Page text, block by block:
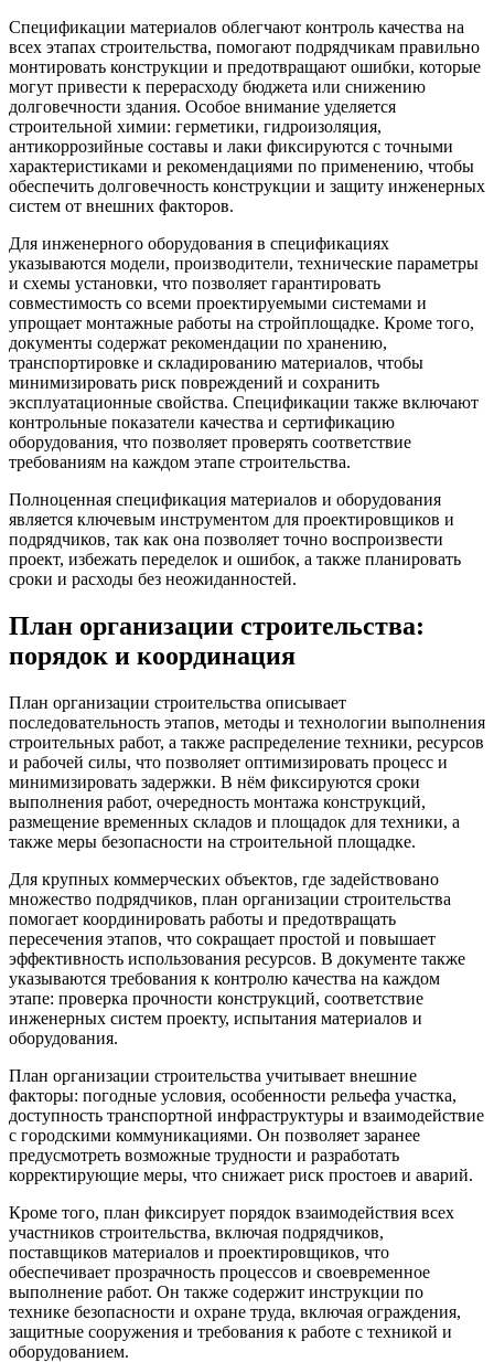
Спецификации материалов облегчают контроль качества на
всех этапах строительства, помогают подрядчикам правильно
монтировать конструкции и предотвращают ошибки, которые
могут привести к перерасходу бюджета или снижению
долговечности здания. Особое внимание уделяется
строительной химии: герметики, гидроизоляция,
антикоррозийные составы и лаки фиксируются с точными
характеристиками и рекомендациями по применению, чтобы
обеспечить долговечность конструкции и защиту инженерных
систем от внешних факторов.
Для инженерного оборудования в спецификациях
указываются модели, производители, технические параметры
и схемы установки, что позволяет гарантировать
совместимость со всеми проектируемыми системами и
упрощает монтажные работы на стройплощадке. Кроме того,
документы содержат рекомендации по хранению,
транспортировке и складированию материалов, чтобы
минимизировать риск повреждений и сохранить
эксплуатационные свойства. Спецификации также включают
контрольные показатели качества и сертификацию
оборудования, что позволяет проверять соответствие
требованиям на каждом этапе строительства.
Полноценная спецификация материалов и оборудования
является ключевым инструментом для проектировщиков и
подрядчиков, так как она позволяет точно воспроизвести
проект, избежать переделок и ошибок, а также планировать
сроки и расходы без неожиданностей.
План организации строительства:
порядок и координация
План организации строительства описывает
последовательность этапов, методы и технологии выполнения
строительных работ, а также распределение техники, ресурсов
и рабочей силы, что позволяет оптимизировать процесс и
минимизировать задержки. В нём фиксируются сроки
выполнения работ, очередность монтажа конструкций,
размещение временных складов и площадок для техники, а
также меры безопасности на строительной площадке.
Для крупных коммерческих объектов, где задействовано
множество подрядчиков, план организации строительства
помогает координировать работы и предотвращать
пересечения этапов, что сокращает простой и повышает
эффективность использования ресурсов. В документе также
указываются требования к контролю качества на каждом
этапе: проверка прочности конструкций, соответствие
инженерных систем проекту, испытания материалов и
оборудования.
План организации строительства учитывает внешние
факторы: погодные условия, особенности рельефа участка,
доступность транспортной инфраструктуры и взаимодействие
с городскими коммуникациями. Он позволяет заранее
предусмотреть возможные трудности и разработать
корректирующие меры, что снижает риск простоев и аварий.
Кроме того, план фиксирует порядок взаимодействия всех
участников строительства, включая подрядчиков,
поставщиков материалов и проектировщиков, что
обеспечивает прозрачность процессов и своевременное
выполнение работ. Он также содержит инструкции по
технике безопасности и охране труда, включая ограждения,
защитные сооружения и требования к работе с техникой и
оборудованием.